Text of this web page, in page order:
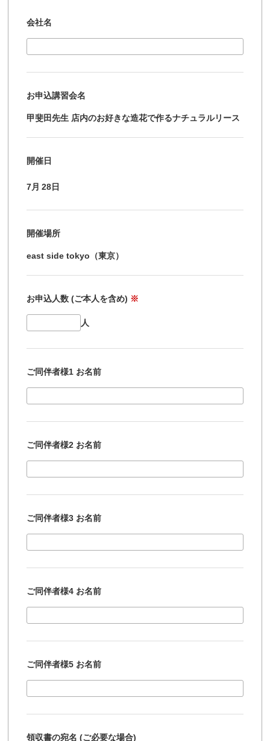
会社名
お申込講習会名
甲斐田先生 店内のお好きな造花で作るナチュラルリース
開催日
7月 28日
開催場所
east side tokyo（東京）
お申込人数 (ご本人を含め) ※
人
ご同伴者様1 お名前
ご同伴者様2 お名前
ご同伴者様3 お名前
ご同伴者様4 お名前
ご同伴者様5 お名前
領収書の宛名 (ご必要な場合)